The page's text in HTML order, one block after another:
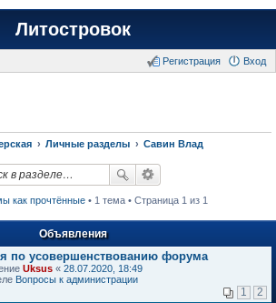
Литостровок
Вход
Регистрация
Личные разделы Савин Влад
как прочтённые • 1 тема • Страница 1 из 1
Объявления
по усовершенствованию форума
Uksus « 28.07.2020, 18:49
Вопросы к администрации
1 2